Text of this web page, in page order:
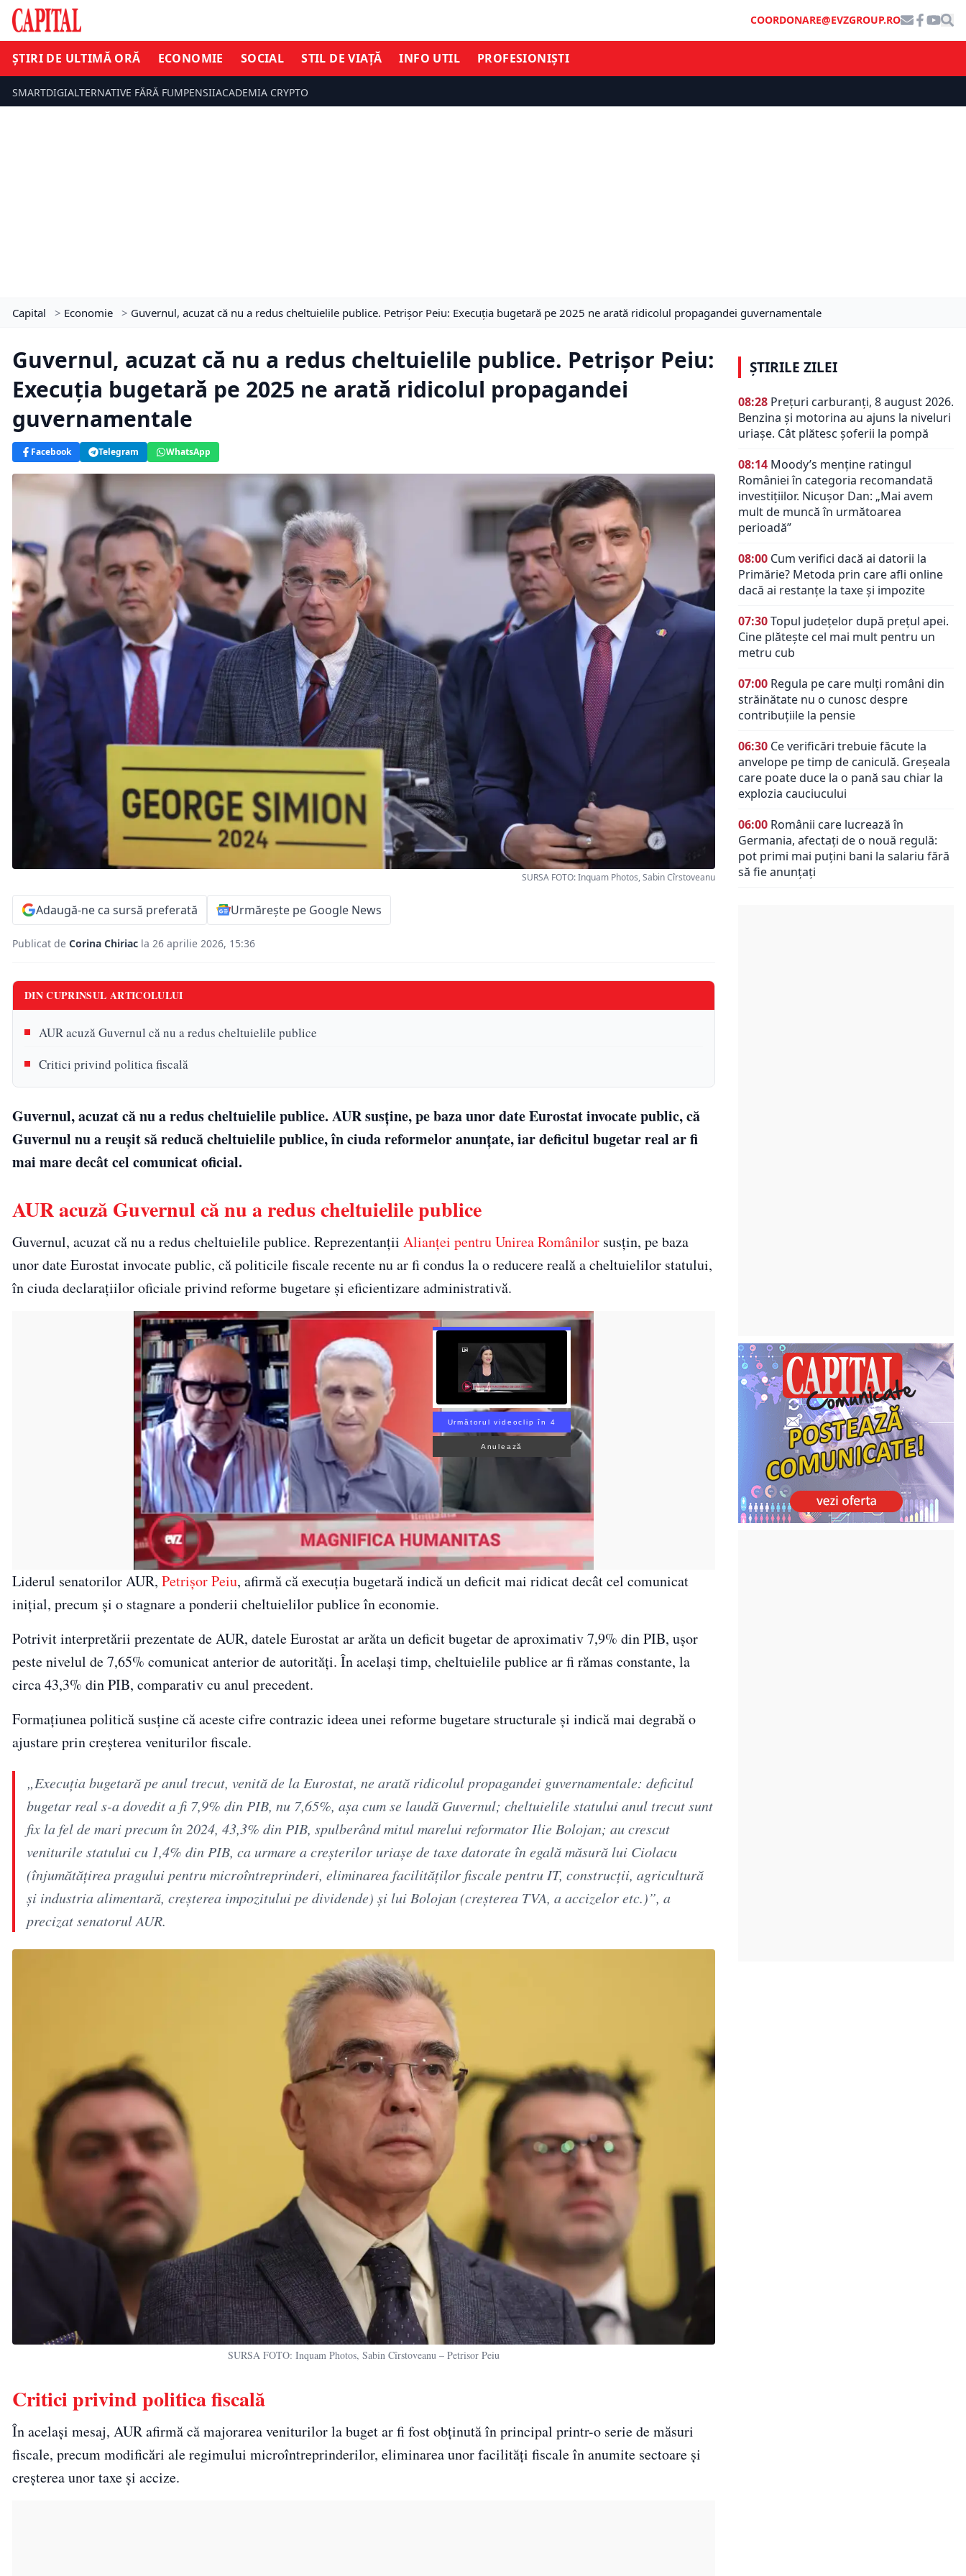
COORDONARE@EVZGROUP.RO
ȘTIRI DE ULTIMĂ ORĂ ECONOMIE SOCIAL STIL DE VIAȚĂ INFO UTIL PROFESIONIȘTI
SMARTDIGIALTERNATIVE FĂRĂ FUMPENSIIACADEMIA CRYPTO
Capital > Economie > Guvernul, acuzat că nu a redus cheltuielile publice. Petrișor Peiu: Execuția bugetară pe 2025 ne arată ridicolul propagandei guvernamentale
Guvernul, acuzat că nu a redus cheltuielile publice. Petrișor Peiu:
Execuția bugetară pe 2025 ne arată ridicolul propagandei
guvernamentale
Facebook Telegram WhatsApp
SURSA FOTO: Inquam Photos, Sabin Cîrstoveanu
Adaugă-ne ca sursă preferată Urmărește pe Google News
Publicat de Corina Chiriac la 26 aprilie 2026, 15:36
DIN CUPRINSUL ARTICOLULUI
AUR acuză Guvernul că nu a redus cheltuielile publice
Critici privind politica fiscală
Guvernul, acuzat că nu a redus cheltuielile publice. AUR susține, pe baza unor date Eurostat invocate public, că
Guvernul nu a reușit să reducă cheltuielile publice, în ciuda reformelor anunțate, iar deficitul bugetar real ar fi
mai mare decât cel comunicat oficial.
AUR acuză Guvernul că nu a redus cheltuielile publice
Guvernul, acuzat că nu a redus cheltuielile publice. Reprezentanții Alianței pentru Unirea Românilor susțin, pe baza
unor date Eurostat invocate public, că politicile fiscale recente nu ar fi condus la o reducere reală a cheltuielilor statului,
în ciuda declarațiilor oficiale privind reforme bugetare și eficientizare administrativă.
Următorul videoclip în 3
Anulează
Liderul senatorilor AUR, Petrișor Peiu, afirmă că execuția bugetară indică un deficit mai ridicat decât cel comunicat
inițial, precum și o stagnare a ponderii cheltuielilor publice în economie.
Potrivit interpretării prezentate de AUR, datele Eurostat ar arăta un deficit bugetar de aproximativ 7,9% din PIB, ușor
peste nivelul de 7,65% comunicat anterior de autorități. În același timp, cheltuielile publice ar fi rămas constante, la
circa 43,3% din PIB, comparativ cu anul precedent.
Formațiunea politică susține că aceste cifre contrazic ideea unei reforme bugetare structurale și indică mai degrabă o
ajustare prin creșterea veniturilor fiscale.
„Execuţia bugetară pe anul trecut, venită de la Eurostat, ne arată ridicolul propagandei guvernamentale: deficitul
bugetar real s-a dovedit a fi 7,9% din PIB, nu 7,65%, aşa cum se laudă Guvernul; cheltuielile statului anul trecut sunt
fix la fel de mari precum în 2024, 43,3% din PIB, spulberând mitul marelui reformator Ilie Bolojan; au crescut
veniturile statului cu 1,4% din PIB, ca urmare a creşterilor uriaşe de taxe datorate în egală măsură lui Ciolacu
(înjumătăţirea pragului pentru microîntreprinderi, eliminarea facilităţilor fiscale pentru IT, construcţii, agricultură
şi industria alimentară, creşterea impozitului pe dividende) şi lui Bolojan (creşterea TVA, a accizelor etc.)”, a
precizat senatorul AUR.
SURSA FOTO: Inquam Photos, Sabin Cîrstoveanu – Petrisor Peiu
Critici privind politica fiscală
În același mesaj, AUR afirmă că majorarea veniturilor la buget ar fi fost obținută în principal printr-o serie de măsuri
fiscale, precum modificări ale regimului microîntreprinderilor, eliminarea unor facilități fiscale în anumite sectoare și
creșterea unor taxe și accize.
ȘTIRILE ZILEI
08:28 Prețuri carburanți, 8 august 2026.
Benzina și motorina au ajuns la niveluri
uriașe. Cât plătesc șoferii la pompă
08:14 Moody’s menține ratingul
României în categoria recomandată
investițiilor. Nicușor Dan: „Mai avem
mult de muncă în următoarea
perioadă”
08:00 Cum verifici dacă ai datorii la
Primărie? Metoda prin care afli online
dacă ai restanțe la taxe și impozite
07:30Topul județelor după prețul apei.
Cine plătește cel mai mult pentru un
metru cub
07:00 Regula pe care mulți români din
străinătate nu o cunosc despre
contribuțiile la pensie
06:30 Ce verificări trebuie făcute la
anvelope pe timp de caniculă. Greșeala
care poate duce la o pană sau chiar la
explozia cauciucului
06:00 Românii care lucrează în
Germania, afectați de o nouă regulă:
pot primi mai puțini bani la salariu fără
să fie anunțați